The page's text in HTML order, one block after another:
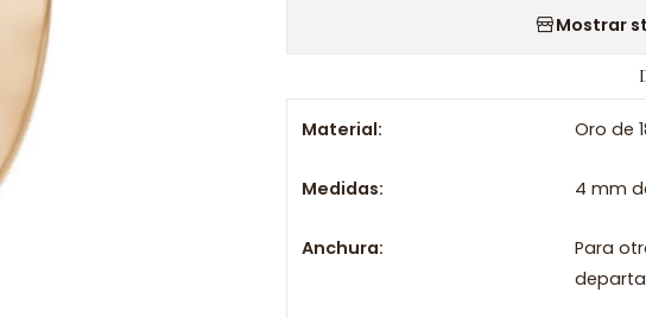
Mostrar
Material: Oro de
Medidas: 4 mm
Anchura:
Para